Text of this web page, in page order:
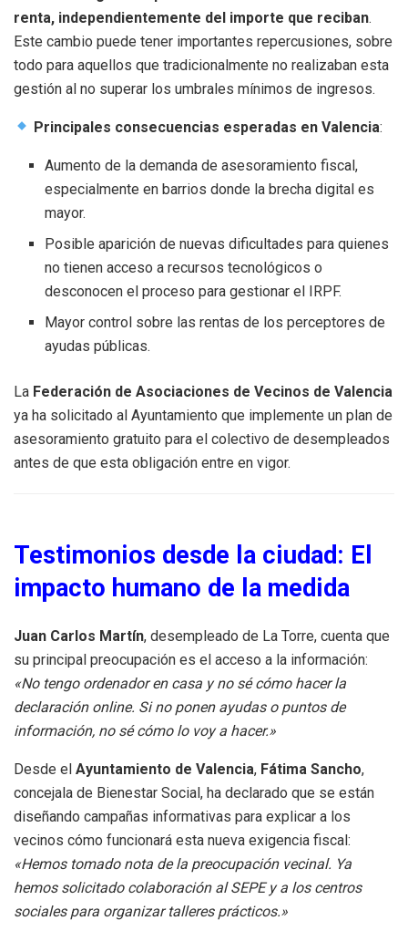
renta, independientemente del importe que reciban.
Este cambio puede tener importantes repercusiones, sobre
todo para aquellos que tradicionalmente no realizaban esta
gestión al no superar los umbrales mínimos de ingresos.
Principales consecuencias esperadas en Valencia:
Aumento de la demanda de asesoramiento fiscal,
especialmente en barrios donde la brecha digital es
mayor.
Posible aparición de nuevas dificultades para quienes
no tienen acceso a recursos tecnológicos o
desconocen el proceso para gestionar el IRPF.
Mayor control sobre las rentas de los perceptores de
ayudas públicas.
La Federación de Asociaciones de Vecinos de Valencia
ya ha solicitado al Ayuntamiento que implemente un plan de
asesoramiento gratuito para el colectivo de desempleados
antes de que esta obligación entre en vigor.
Testimonios desde la ciudad: El
impacto humano de la medida
Juan Carlos Martín, desempleado de La Torre, cuenta que
su principal preocupación es el acceso a la información:
«No tengo ordenador en casa y no sé cómo hacer la
declaración online. Si no ponen ayudas o puntos de
información, no sé cómo lo voy a hacer.»
Desde el Ayuntamiento de Valencia, Fátima Sancho,
concejala de Bienestar Social, ha declarado que se están
diseñando campañas informativas para explicar a los
vecinos cómo funcionará esta nueva exigencia fiscal:
«Hemos tomado nota de la preocupación vecinal. Ya
hemos solicitado colaboración al SEPE y a los centros
sociales para organizar talleres prácticos.»